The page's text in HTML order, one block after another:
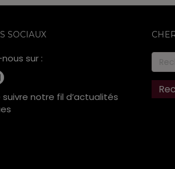
SOCIAUX
sur :
notre fil d’actualités
pour